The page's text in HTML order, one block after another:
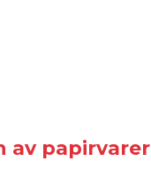
av papirvarer